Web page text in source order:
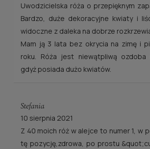
Uwodzicielska róża o przepięknym
Bardzo, duże dekoracyjne kwiaty i
widoczne z daleka na dobrze
Mam ją 3 lata bez okrycia na zimę i
roku. Róża jest niewątpliwą ozdoba
gdyż posiada dużo kwiatów.
Stefania
10 sierpnia 2021
Z 40 moich róż w alejce to numer 1, w
tę pozycję,zdrowa, po prostu